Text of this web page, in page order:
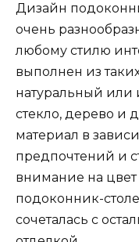
Дизайн
очень
любому стилю
выполнен из
натуральный или
стекло, дерево и
материал в
предпочтений и
внимание на цвет
подоконник-
сочеталась с